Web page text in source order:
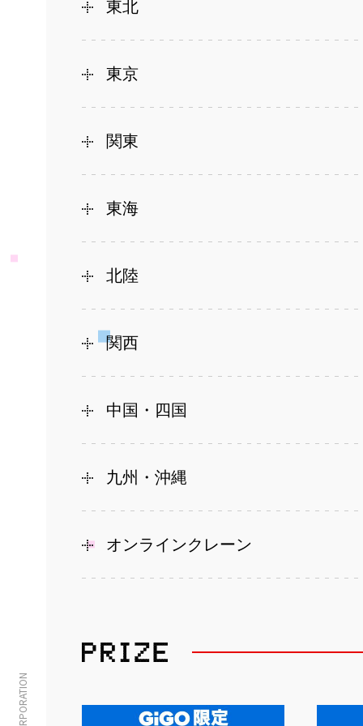
東北
東京
関東
東海
北陸
関西
中国・四国
九州・沖縄
オンラインクレーン